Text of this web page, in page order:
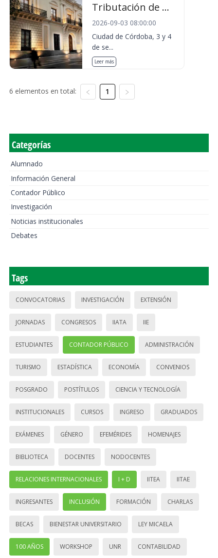
Tributación de ...
2026-09-03 08:00:00
Ciudad de Córdoba, 3 y 4
de se...
Leer más
6 elementos en total: 1
Categorías
Alumnado
Información General
Contador Público
Investigación
Noticias institucionales
Debates
Tags
CONVOCATORIAS INVESTIGACIÓN EXTENSIÓN
JORNADAS CONGRESOS IIATA IIE
ESTUDIANTES CONTADOR PÚBLICO ADMINISTRACIÓN
TURISMO ESTADÍSTICA ECONOMÍA CONVENIOS
POSGRADO POSTÍTULOS CIENCIA Y TECNOLOGÍA
INSTITUCIONALES CURSOS INGRESO GRADUADOS
EXÁMENES GÉNERO EFEMÉRIDES HOMENAJES
BIBLIOTECA DOCENTES NODOCENTES
RELACIONES INTERNACIONALES I + D IITEA IITAE
INGRESANTES INCLUSIÓN FORMACIÓN CHARLAS
BECAS BIENESTAR UNIVERSITARIO LEY MICAELA
100 AÑOS WORKSHOP UNR CONTABILIDAD